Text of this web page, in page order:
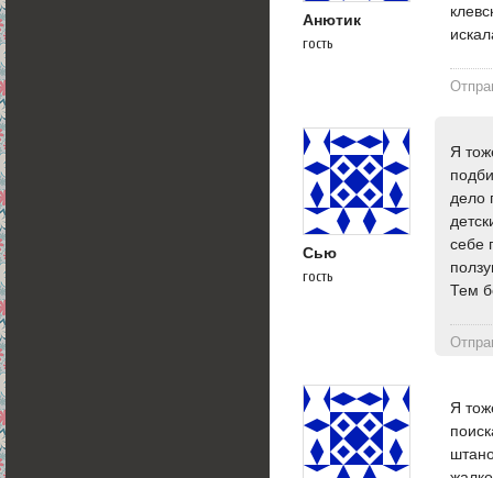
Анютик
гость
Сью
гость
Я
дело
себе
Тем
Я